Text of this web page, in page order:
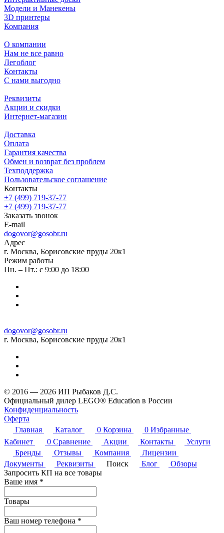
Модели и Манекены
3D принтеры
Компания
О компании
Нам не все равно
Легоблог
Контакты
С нами выгодно
Реквизиты
Акции и скидки
Интернет-магазин
Доставка
Оплата
Гарантия качества
Обмен и возврат без проблем
Техподдержка
Пользовательское соглашение
Контакты
+7 (499) 719-37-77
+7 (499) 719-37-77
Заказать звонок
E-mail
dogovor@gosobr.ru
Адрес
г. Москва, Борисовские пруды 20к1
Режим работы
Пн. – Пт.: с 9:00 до 18:00
dogovor@gosobr.ru
г. Москва, Борисовские пруды 20к1
© 2016 — 2026 ИП Рыбаков Д.С.
Официальный дилер LEGO® Education в России
Конфиденциальность
Оферта
Главная
Каталог 0 Корзина 0 Избранные
Кабинет
0 Сравнение Акции Контакты
Услуги
Бренды
Отзывы Компания
Лицензии
Документы
Реквизиты Поиск Блог
Обзоры
Запросить КП на все товары
Ваше имя *
Товары
Ваш номер телефона *